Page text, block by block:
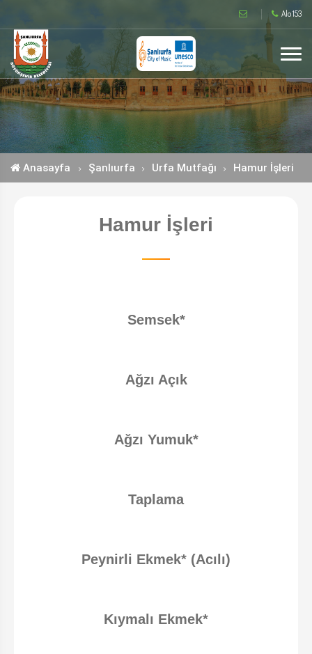
Alo 153
Anasayfa Şanlıurfa Urfa Mutfağı Hamur İşleri
Hamur İşleri
Semsek*
Ağzı Açık
Ağzı Yumuk*
Taplama
Peynirli Ekmek* (Acılı)
Kıymalı Ekmek*